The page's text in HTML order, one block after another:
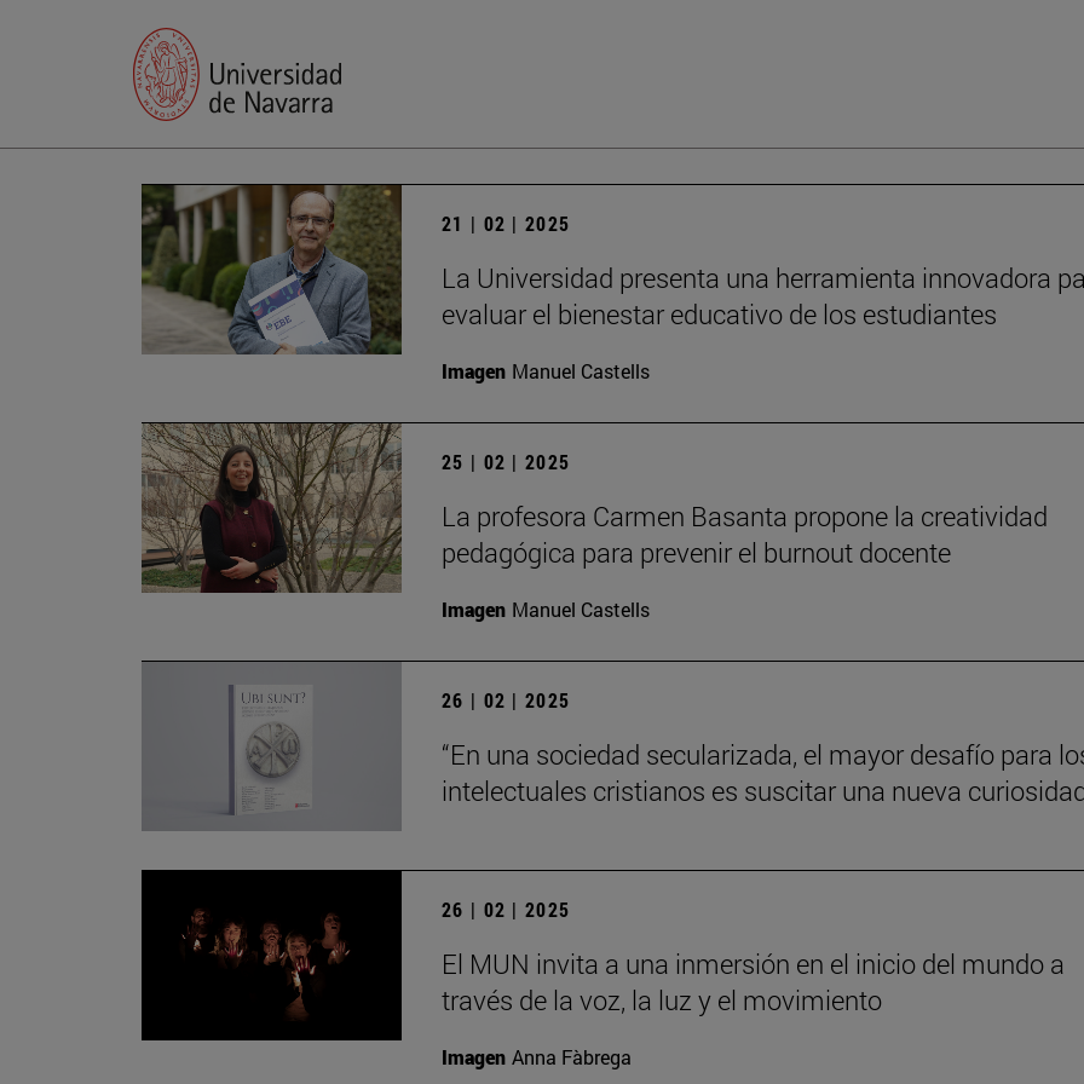
21 | 02 | 2025
La Universidad presenta una herramienta innovadora
evaluar el bienestar educativo de los estudiantes
Imagen Manuel Castells
25 | 02 | 2025
La profesora Carmen Basanta propone la creatividad
pedagógica para prevenir el burnout docente
Imagen Manuel Castells
26 | 02 | 2025
“En una sociedad secularizada, el mayor desafío para
intelectuales cristianos es suscitar una nueva
26 | 02 | 2025
El MUN invita a una inmersión en el inicio del mundo a
través de la voz, la luz y el movimiento
Imagen Anna Fàbrega